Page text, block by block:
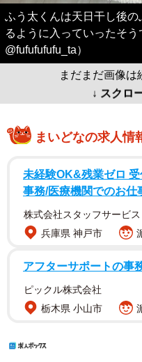
ふう太くんは天日干し後
るように入っていったそ
@fufufufufu_ta）
まだまだ画像は
↓ スクロ
まいどなの求人情
未経験OK&残業ゼロ
事務/医療機関でのお仕
株式会社スタッフサービ
兵庫県 神戸市
アフターサポートの事
ピックル株式会社
栃木県 小山市